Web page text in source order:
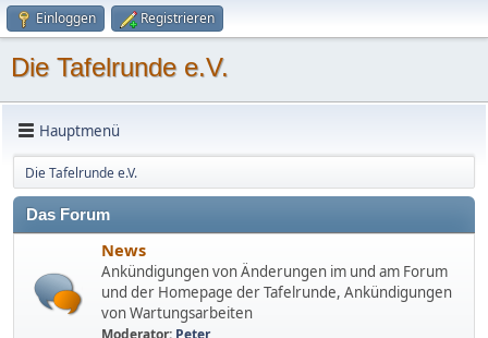
Einloggen Registrieren
Die Tafelrunde e.V.
Hauptmenü
Die Tafelrunde e.V.
Das Forum
News
Ankündigungen von Änderungen im und am Forum
und der Homepage der Tafelrunde, Ankündigungen
von Wartungsarbeiten
Moderator: Peter